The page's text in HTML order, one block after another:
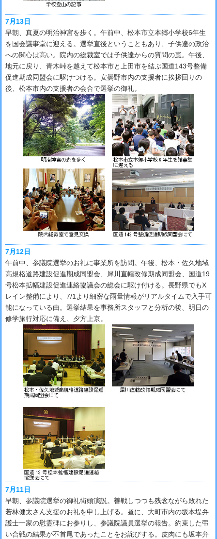
7月13日
早朝、真夏の明治神宮を歩く。午前中、松本市立本郷小学校6年生
を国会議事堂に迎える。選挙直後ということもあり、子供達の政治
への関心は高い。院内の総裁室では子供達からの質問の嵐。午後、
地元に戻り、青木峠を越えて松本市と上田市を結ぶ国道143号整備
促進期成同盟会に駆けつける。安曇野市内の支援者に挨拶回りの
後、松本市内の支援者の会合で選挙の御礼。
7月12日
午前中、参議院選挙のお礼に事業所を訪問。午後、松本・佐久地域
高規格道路建設促進期成同盟会、犀川直轄改修期成同盟会、国道19
号松本拡幅建設促進連絡協議会の総会に駆け付ける。長野県でもX
レイン整備により、7/1より細密な雨量情報がリアルタイムで入手可
能になっている由。選挙結果を事務所スタッフと分析の後、明日の
修学旅行対応に備え、夕方上京。
7月11日
早朝、参議院選挙の御礼街頭演説。善戦しつつも残念ながら敗れた
若林健太さん支援のお礼を申し上げる。昼に、大町市内の坂本堤弁
護士一家の慰霊碑にお参りし、参議院議員選挙の報告。約束した弔
い合戦の結果が不首尾であったことをお詫びする。皮肉にも坂本弁